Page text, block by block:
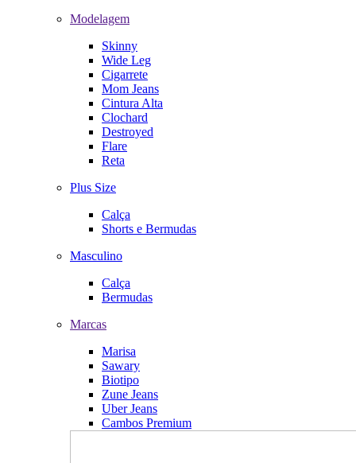
Modelagem
Skinny
Wide Leg
Cigarrete
Mom Jeans
Cintura Alta
Clochard
Destroyed
Flare
Reta
Plus Size
Calça
Shorts e Bermudas
Masculino
Calça
Bermudas
Marcas
Marisa
Sawary
Biotipo
Zune Jeans
Uber Jeans
Cambos Premium